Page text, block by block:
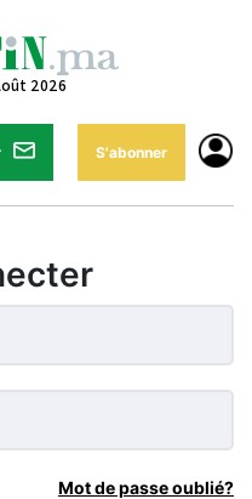
2026
S'abonner
Mot de passe oublié?